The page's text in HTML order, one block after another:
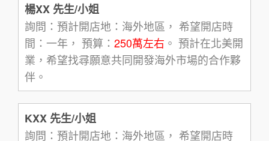
楊XX 先生/小姐
詢問：預計開店地：海外地區， 希望開店時
間：一年， 預算： 250萬左右 。 預計在北美開
業，希望找尋願意共同開發海外市場的合作夥
伴。
KXX 先生/小姐
詢問：預計開店地：海外地區， 希望開店時